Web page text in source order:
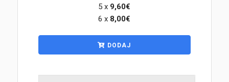
5 x 9,60€
6 x 8,00€
DODAJ